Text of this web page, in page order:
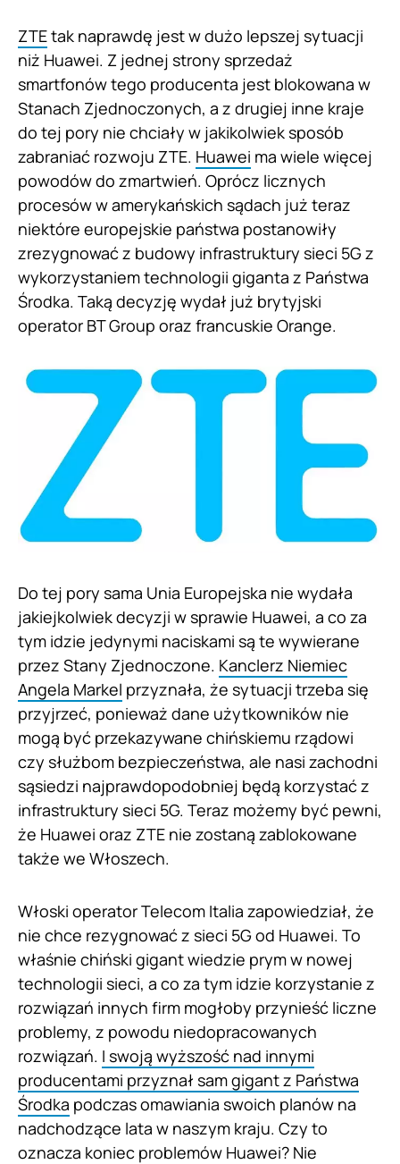
ZTEtak naprawdę jest w dużo lepszej sytuacji
niż Huawei. Z jednej strony sprzedaż
smartfonów tego producenta jest blokowana w
Stanach Zjednoczonych, a z drugiej inne kraje
do tej pory nie chciały w jakikolwiek sposób
zabraniać rozwoju ZTE. Huawei ma wiele więcej
powodów do zmartwień. Oprócz licznych
procesów w amerykańskich sądach już teraz
niektóre europejskie państwa postanowiły
zrezygnować z budowy infrastruktury sieci 5G z
wykorzystaniem technologii giganta z Państwa
Środka. Taką decyzję wydał już brytyjski
operator BT Group oraz francuskie Orange.
Do tej pory sama Unia Europejska nie wydała
jakiejkolwiek decyzji w sprawie Huawei, a co za
tym idzie jedynymi naciskami są te wywierane
przez Stany Zjednoczone. Kanclerz Niemiec
Angela Markel przyznała, że sytuacji trzeba się
przyjrzeć, ponieważ dane użytkowników nie
mogą być przekazywane chińskiemu rządowi
czy służbom bezpieczeństwa, ale nasi zachodni
sąsiedzi najprawdopodobniej będą korzystać z
infrastruktury sieci 5G. Teraz możemy być pewni,
że Huawei oraz ZTE nie zostaną zablokowane
także we Włoszech.
Włoski operator Telecom Italia zapowiedział, że
nie chce rezygnować z sieci 5G od Huawei. To
właśnie chiński gigant wiedzie prym w nowej
technologii sieci, a co za tym idzie korzystanie z
rozwiązań innych firm mogłoby przynieść liczne
problemy, z powodu niedopracowanych
rozwiązań. I swoją wyższość nad innymi
producentami przyznał sam gigant z Państwa
Środka podczas omawiania swoich planów na
nadchodzące lata w naszym kraju. Czy to
oznacza koniec problemów Huawei? Nie